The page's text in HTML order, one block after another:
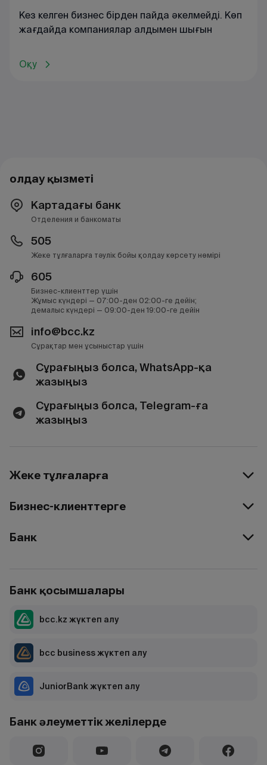
Кез келген бизнес бірден пайда әкелмейді. Көп
жағдайда компаниялар алдымен шығын
Оқу
Қолдау қызметі
Картадағы банк
Отделения и банкоматы
505
Жеке тұлғаларға тәулік бойы қолдау көрсету нөмірі
605
Бизнес-клиенттер үшін
Жұмыс күндері — 07:00-ден 02:00-ге дейін;
демалыс күндері — 09:00-ден 19:00-ге дейін
info@bcc.kz
Сұрақтар мен ұсыныстар үшін
Сұрағыңыз болса, WhatsApp-қа
жазыңыз
Сұрағыңыз болса, Telegram-ға
жазыңыз
Жеке тұлғаларға
Бизнес-клиенттерге
Банк
Банк әлеуметтік желілерде
Банк қосымшалары
bcc.kz жүктеп алу
bcc business жүктеп алу
JuniorBank жүктеп алу